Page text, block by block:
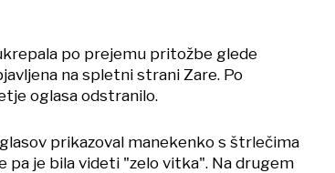
po prejemu pritožbe glede
na spletni strani Zare. Po
oglasa odstranilo.
prikazoval manekenko s štrlečima
pa je bila videti "zelo vitka". Na drugem